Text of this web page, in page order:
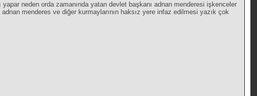
neden orda zamanında yatan devlet başkanı adnan menderesi işkenceler
menderes ve diğer kurmaylarının haksız yere infaz edilmesi yazık çok